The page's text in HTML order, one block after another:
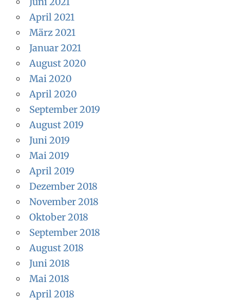
April 2021
März 2021
Januar 2021
August 2020
Mai 2020
April 2020
September 2019
August 2019
Juni 2019
Mai 2019
April 2019
Dezember 2018
November 2018
Oktober 2018
September 2018
August 2018
Juni 2018
Mai 2018
April 2018